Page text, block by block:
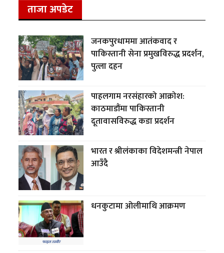
ताजा अपडेट
जनकपुरधाममा आतंकवाद र
पाकिस्तानी सेना प्रमुखविरुद्ध प्रदर्शन,
पुत्ला दहन
पाहलगाम नरसंहारको आक्रोश:
काठमाडौंमा पाकिस्तानी
दूतावासविरुद्ध कडा प्रदर्शन
भारत र श्रीलंकाका विदेशमन्त्री नेपाल
आउँदै
धनकुटामा ओलीमाथि आक्रमण